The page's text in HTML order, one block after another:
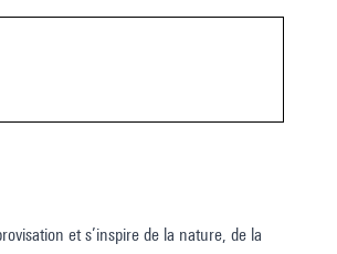
et s’inspire de la nature, de la